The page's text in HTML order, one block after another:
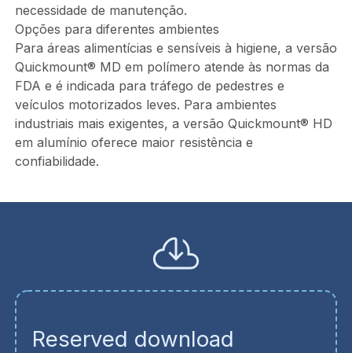
necessidade de manutenção.
Opções para diferentes ambientes
Para áreas alimentícias e sensíveis à higiene, a versão
Quickmount® MD em polímero atende às normas da
FDA e é indicada para tráfego de pedestres e
veículos motorizados leves. Para ambientes
industriais mais exigentes, a versão Quickmount® HD
em alumínio oferece maior resistência e
confiabilidade.
Reserved download